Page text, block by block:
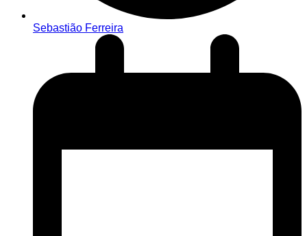
Sebastião Ferreira